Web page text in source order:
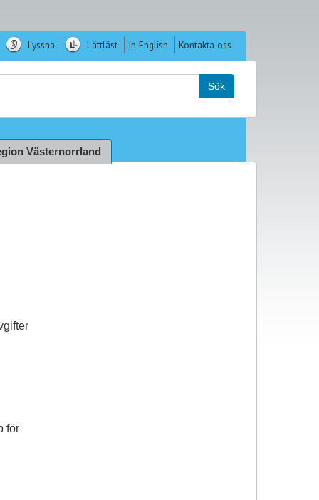
Lyssna Lättläst In English Kontakta oss
Sök
Västernorrland
för